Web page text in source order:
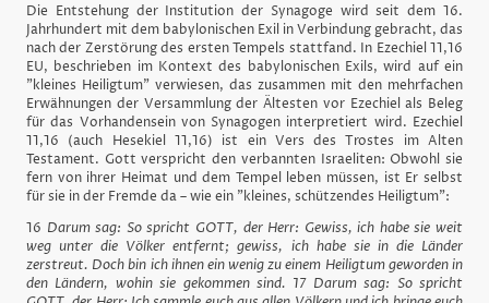
Die Entstehung der Institution der Synagoge wird seit dem 16.
Jahrhundert mit dem babylonischen Exil in Verbindung gebracht, das
nach der Zerstörung des ersten Tempels stattfand. In Ezechiel 11,16
EU, beschrieben im Kontext des babylonischen Exils, wird auf ein
"kleines Heiligtum" verwiesen, das zusammen mit den mehrfachen
Erwähnungen der Versammlung der Ältesten vor Ezechiel als Beleg
für das Vorhandensein von Synagogen interpretiert wird. Ezechiel
11,16 (auch Hesekiel 11,16) ist ein Vers des Trostes im Alten
Testament. Gott verspricht den verbannten Israeliten: Obwohl sie
fern von ihrer Heimat und dem Tempel leben müssen, ist Er selbst
für sie in der Fremde da – wie ein "kleines, schützendes Heiligtum":
16 Darum sag: So spricht GOTT, der Herr: Gewiss, ich habe sie weit
weg unter die Völker entfernt; gewiss, ich habe sie in die Länder
zerstreut. Doch bin ich ihnen ein wenig zu einem Heiligtum geworden in
den Ländern, wohin sie gekommen sind. 17 Darum sag: So spricht